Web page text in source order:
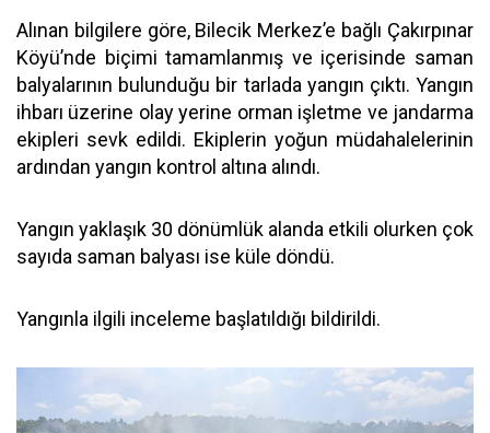
Alınan bilgilere göre, Bilecik Merkez’e bağlı Çakırpınar
Köyü’nde biçimi tamamlanmış ve içerisinde saman
balyalarının bulunduğu bir tarlada yangın çıktı. Yangın
ihbarı üzerine olay yerine orman işletme ve jandarma
ekipleri sevk edildi. Ekiplerin yoğun müdahalelerinin
ardından yangın kontrol altına alındı.
Yangın yaklaşık 30 dönümlük alanda etkili olurken çok
sayıda saman balyası ise küle döndü.
Yangınla ilgili inceleme başlatıldığı bildirildi.